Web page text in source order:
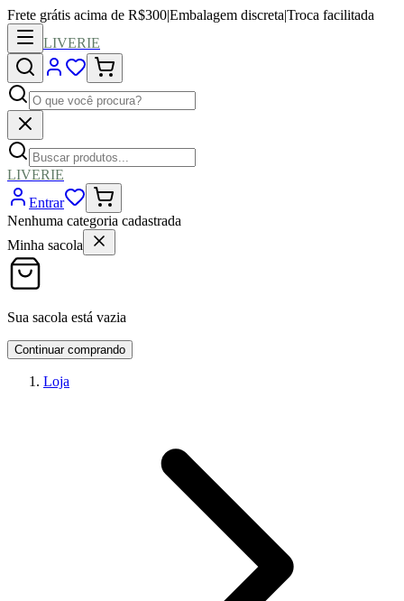
Frete grátis acima de R$300|Embalagem discreta|Troca facilitada
LIVERIE
LIVERIE
Entrar
Nenhuma categoria cadastrada
Minha sacola
Sua sacola está vazia
Continuar comprando
Loja